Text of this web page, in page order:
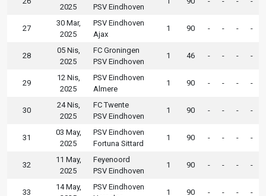
2025 PSV Eindhoven
27
30 Mar,
2025
PSV Eindhoven
Ajax
1 90 - - - -
28
05 Nis,
2025
FC Groningen
PSV Eindhoven
1 46 - - - -
29
12 Nis,
2025
PSV Eindhoven
Almere
1 90 - - - -
30
24 Nis,
2025
FC Twente
PSV Eindhoven
1 90 - - - -
31
03 May,
2025
PSV Eindhoven
Fortuna Sittard
1 90 - - - -
32
11 May,
2025
Feyenoord
PSV Eindhoven
1 90 - - - -
33
14 May,
PSV Eindhoven
1 90 - - - -